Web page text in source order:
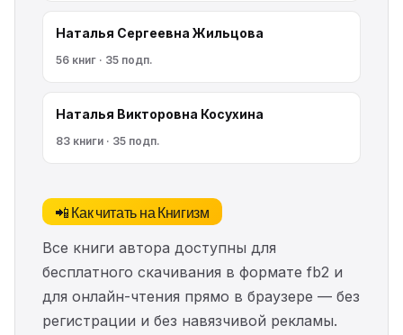
Наталья Сергеевна Жильцова
56 книг · 35 подп.
Наталья Викторовна Косухина
83 книги · 35 подп.
📲 Как читать на Книгизм
Все книги автора доступны для
бесплатного скачивания в формате fb2 и
для онлайн-чтения прямо в браузере — без
регистрации и без навязчивой рекламы.